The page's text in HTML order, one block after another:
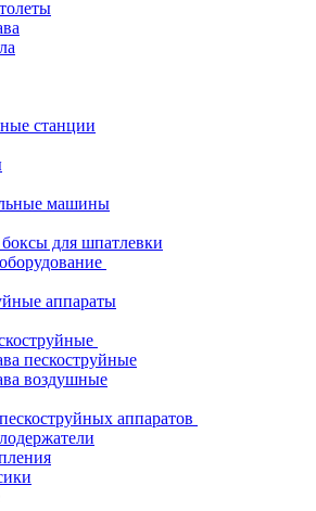
станции
машины
для шпатлевки
аппараты
пескоструйные
воздушные
аппаратов